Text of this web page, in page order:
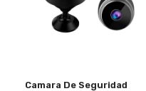
Camara De Seguridad